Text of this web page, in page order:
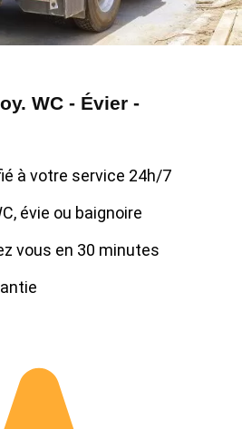
WC - Évier -
à votre service 24h/7
évie ou baignoire
vous en 30 minutes